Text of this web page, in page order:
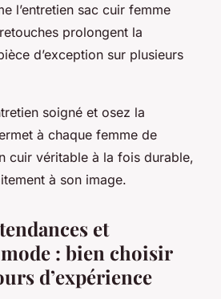
l’entretien sac cuir femme
prolongent la
d’exception sur plusieurs
soigné et osez la
à chaque femme de
cuir véritable à la fois durable,
à son image.
et
: bien choisir
d’expérience